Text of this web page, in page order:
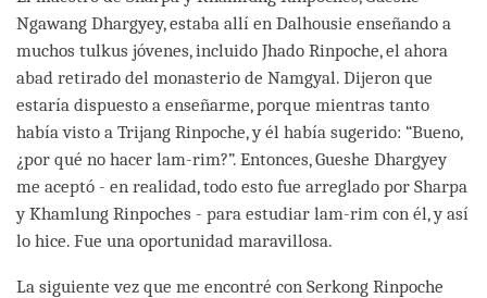
Ngawang Dhargyey, estaba allí en Dalhousie enseñando a
muchos tulkus jóvenes, incluido Jhado Rinpoche, el ahora
abad retirado del monasterio de Namgyal. Dijeron que
estaría dispuesto a enseñarme, porque mientras tanto
había visto a Trijang Rinpoche, y él había sugerido: “Bueno,
¿por qué no hacer lam-rim?”. Entonces, Gueshe Dhargyey
me aceptó - en realidad, todo esto fue arreglado por Sharpa
y Khamlung Rinpoches - para estudiar lam-rim con él, y así
lo hice. Fue una oportunidad maravillosa.
La siguiente vez que me encontré con Serkong Rinpoche